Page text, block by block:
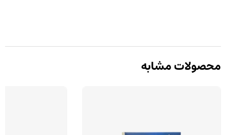
محصولات مشابه